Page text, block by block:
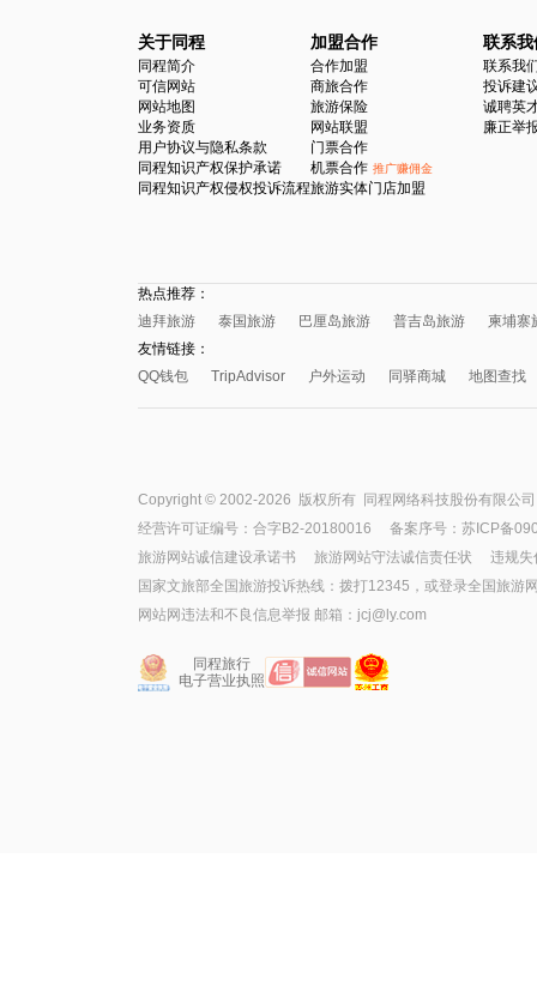
关于同程
同程简介
可信网站
网站地图
业务资质
用户协议与隐私条款
同程知识产权保护承诺
同程知识产权侵权投诉流程
加盟合作
合作加盟
商旅合作
旅游保险
网站联盟
门票合作
机票合作 推广赚佣金
旅游实体门店加盟
联系我
联系我
投诉建
诚聘英
廉正举
热点推荐：
迪拜旅游
泰国旅游 巴厘岛旅游 普吉岛旅游
柬埔寨
友情链接：
QQ钱包
TripAdvisor 户外运动 同驿商城 地图查找
Copyright © 2002-2026 版权所有 同程网络科技股份有限公司
经营许可证编号：合字B2-20180016
备案序号：苏ICP备
旅游网站诚信建设承诺书
旅游网站守法诚信责任状 违规失
国家文旅部全国旅游投诉热线：拨打12345，或登录全国旅游
网站网违法和不良信息举报 邮箱：jcj@ly.com
同程旅行
电子营业执照